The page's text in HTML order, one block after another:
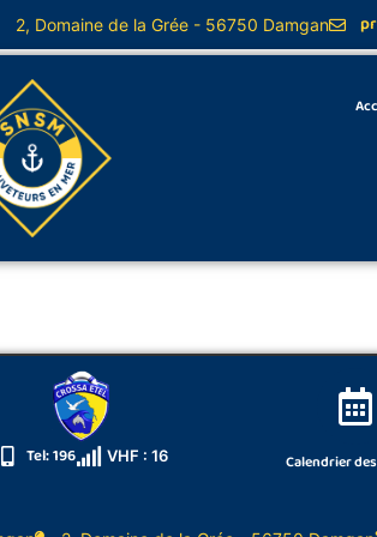
2, Domaine de la Grée - 56750 Damgan
Tel: 196 VHF : 16 Calendrier